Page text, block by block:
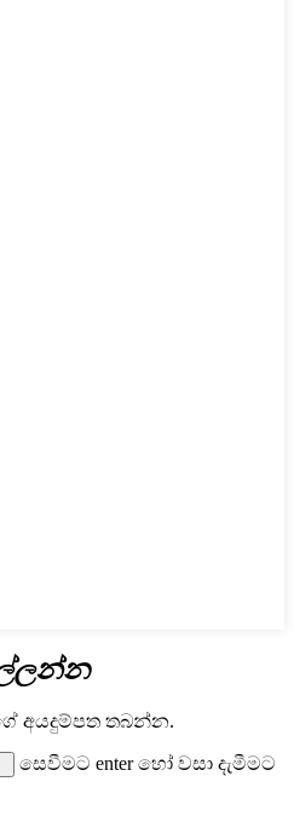
අයදුම්පත තබන්න.
සෙවීමට enter හෝ වසා දැමීමට